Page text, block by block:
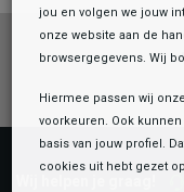
jou en volgen we jouw
onze website aan de
browsergegevens. Wij
Hiermee passen wij
voorkeuren. Ook
basis van jouw profiel.
cookies uit hebt gezet